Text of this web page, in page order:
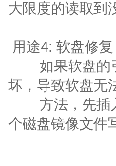
大限度的读取到
用途4: 软盘修复
如果软盘的引
坏，导致软盘无
方法，先插入
个磁盘镜像文件